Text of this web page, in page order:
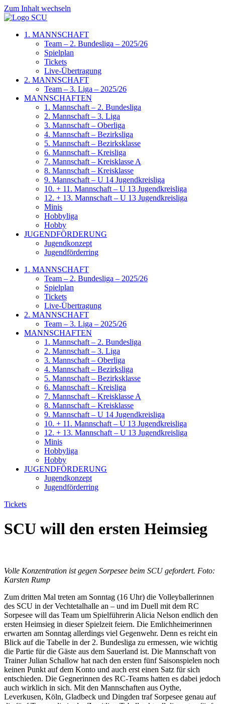
Zum Inhalt wechseln
1. MANNSCHAFT
Team – 2. Bundesliga – 2025/26
Spielplan
Tickets
Live-Übertragung
2. MANNSCHAFT
Team – 3. Liga – 2025/26
MANNSCHAFTEN
1. Mannschaft – 2. Bundesliga
2. Mannschaft – 3. Liga
3. Mannschaft – Oberliga
4. Mannschaft – Bezirksliga
5. Mannschaft – Bezirksklasse
6. Mannschaft – Kreisliga
7. Mannschaft – Kreisklasse A
8. Mannschaft – Kreisklasse
9. Mannschaft – U 14 Jugendkreisliga
10. + 11. Mannschaft – U 13 Jugendkreisliga
12. + 13. Mannschaft – U 13 Jugendkreisliga
Minis
Hobbyliga
Hobby
JUGENDFÖRDERUNG
Jugendkonzept
Jugendförderring
1. MANNSCHAFT
Team – 2. Bundesliga – 2025/26
Spielplan
Tickets
Live-Übertragung
2. MANNSCHAFT
Team – 3. Liga – 2025/26
MANNSCHAFTEN
1. Mannschaft – 2. Bundesliga
2. Mannschaft – 3. Liga
3. Mannschaft – Oberliga
4. Mannschaft – Bezirksliga
5. Mannschaft – Bezirksklasse
6. Mannschaft – Kreisliga
7. Mannschaft – Kreisklasse A
8. Mannschaft – Kreisklasse
9. Mannschaft – U 14 Jugendkreisliga
10. + 11. Mannschaft – U 13 Jugendkreisliga
12. + 13. Mannschaft – U 13 Jugendkreisliga
Minis
Hobbyliga
Hobby
JUGENDFÖRDERUNG
Jugendkonzept
Jugendförderring
Tickets
SCU will den ersten Heimsieg
Volle Konzentration ist gegen Sorpesee beim SCU gefordert. Foto:
Karsten Rump
Zum dritten Mal treten am Sonntag (16 Uhr) die Volleyballerinnen
des SCU in der Vechtetalhalle an – und im Duell mit dem RC
Sorpesee will das Team um Spielführerin Alicia Nelson endlich den
ersten Heimsieg in dieser Spielzeit feiern. Die Emlichheimerinnen
erwarten am Sonntag allerdings viel Gegenwehr. Denn es reicht ein
Blick auf die Tabelle in der 2. Bundesliga zu ermessen, wie wichtig
die Partie für die Gäste aus dem Sauerland ist. Die Mannschaft von
Trainer Julian Schallow hat nach den ersten fünf Saisonspielen noch
keinen Punkt auf dem Konto und auch erst einen Satz für sich
entschieden. Die Gegnerinnen des RC-Teams hatten es dabei jedoch
auch wirklich in sich. Mit den Mannschaften aus Oythe,
Leverkusen, Köln, Gladbeck und Dingden traf Sorpesee genau auf